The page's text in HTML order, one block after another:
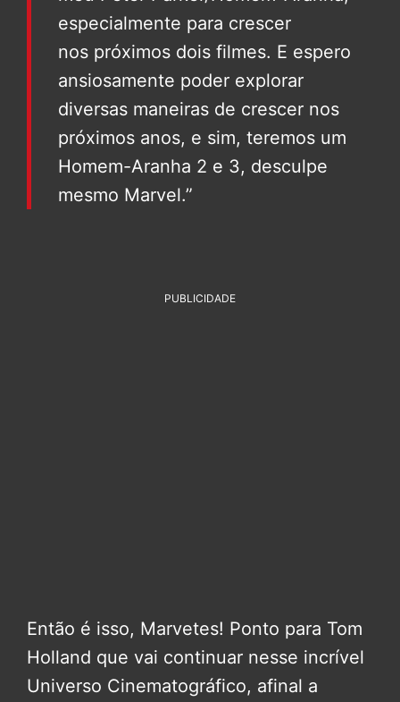
especialmente para crescer
nos próximos dois filmes. E espero
ansiosamente poder explorar
diversas maneiras de crescer nos
próximos anos, e sim, teremos um
Homem-Aranha 2 e 3, desculpe
mesmo Marvel.”
PUBLICIDADE
Então é isso, Marvetes! Ponto para Tom
Holland que vai continuar nesse incrível
Universo Cinematográfico, afinal a